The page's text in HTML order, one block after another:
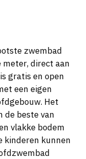
zwembad
meter, direct aan
gratis en open
een eigen
Het
de beste van
vlakke bodem
kinderen kunnen